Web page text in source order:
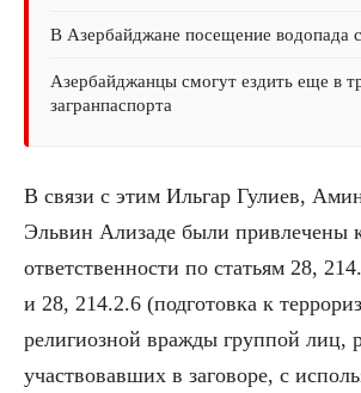
В Азербайджане посещение водопада
Азербайджанцы смогут ездить еще в
загранпаспорта
В связи с этим Ильгар Гулиев,
Эльвин Ализаде были привлечены
ответственности по статьям 28,
и 28, 214.2.6 (подготовка к
религиозной вражды группой лиц,
участвовавших в заговоре, с